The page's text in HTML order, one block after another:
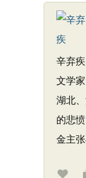
辛弃
文学
湖北
的悲
金主